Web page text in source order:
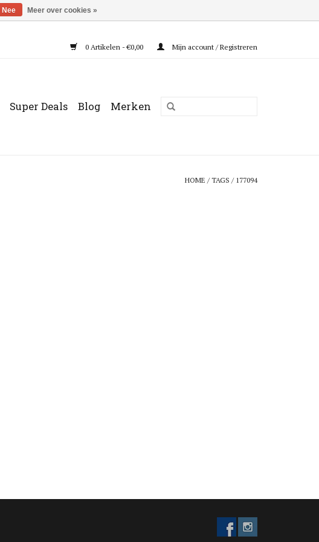
0 Artikelen - €0,00 Mijn account / Registreren
Super Deals Blog Merken
HOME /TAGS / 177094
Nee Meer over cookies »